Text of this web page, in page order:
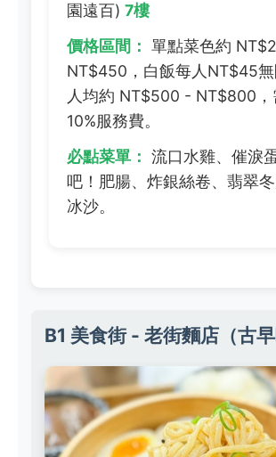
園遠百) 7樓
價格區間： 單點菜色約
NT$450，白飯每人NT$45無
人均約 NT$500 - NT$800，
10%服務費。
必點菜單： 流口水雞、催淚
吧！肥腸、炸銀絲卷、翡翠
冰沙。
B1 美食街 - 老街麵店（古早